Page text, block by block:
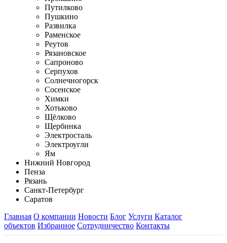
Путилково
Пушкино
Развилка
Раменское
Реутов
Рязановское
Сапроново
Серпухов
Солнечногорск
Сосенское
Химки
Хотьково
Щёлково
Щербинка
Электросталь
Электроугли
Ям
Нижний Новгород
Пенза
Рязань
Санкт-Петербург
Саратов
Главная О компании Новости Блог Услуги Каталог
объектов Избранное Сотрудничество Контакты